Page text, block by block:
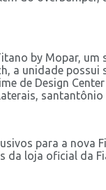
by Mopar, um
a unidade possui
de Design
para a nova
da loja oficial da